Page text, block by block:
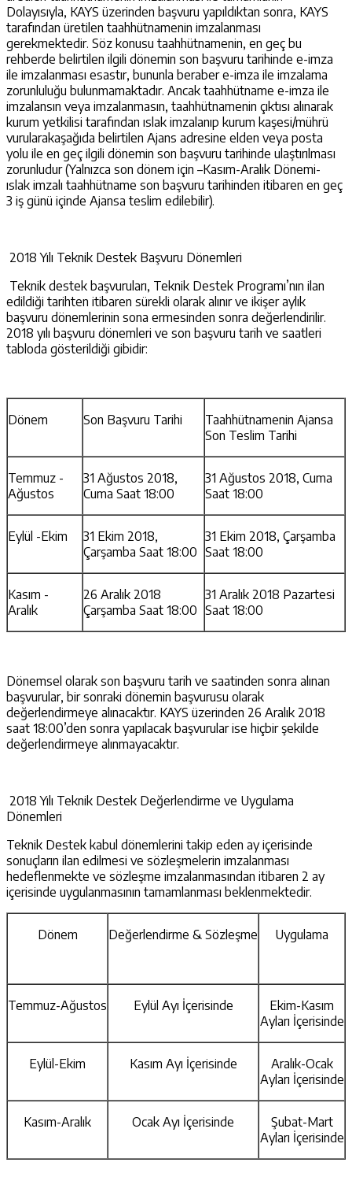
Dolayısıyla, KAYS üzerinden başvuru yapıldıktan sonra, KAYS
tarafından üretilen taahhütnamenin imzalanması
gerekmektedir. Söz konusu taahhütnamenin, en geç bu
rehberde belirtilen ilgili dönemin son başvuru tarihinde e-imza
ile imzalanması esastır, bununla beraber e-imza ile imzalama
zorunluluğu bulunmamaktadır. Ancak taahhütname e-imza ile
imzalansın veya imzalanmasın, taahhütnamenin çıktısı alınarak
kurum yetkilisi tarafından ıslak imzalanıp kurum kaşesi/mührü
vurularakaşağıda belirtilen Ajans adresine elden veya posta
yolu ile en geç ilgili dönemin son başvuru tarihinde ulaştırılması
zorunludur (Yalnızca son dönem için –Kasım-Aralık Dönemi-
ıslak imzalı taahhütname son başvuru tarihinden itibaren en geç
3 iş günü içinde Ajansa teslim edilebilir).
2018 Yılı Teknik Destek Başvuru Dönemleri
Teknik destek başvuruları, Teknik Destek Programı’nın ilan
edildiği tarihten itibaren sürekli olarak alınır ve ikişer aylık
başvuru dönemlerinin sona ermesinden sonra değerlendirilir.
2018 yılı başvuru dönemleri ve son başvuru tarih ve saatleri
tabloda gösterildiği gibidir:
Dönem Son Başvuru Tarihi
Taahhütnamenin Ajansa
Son Teslim Tarihi
Temmuz -
Ağustos
31 Ağustos 2018,
Cuma Saat 18:00
31 Ağustos 2018, Cuma
Saat 18:00
Eylül -Ekim
31 Ekim 2018,
Çarşamba Saat 18:00
31 Ekim 2018, Çarşamba
Saat 18:00
Kasım -
Aralık
26 Aralık 2018
Çarşamba Saat 18:00
31 Aralık 2018 Pazartesi
Saat 18:00
Dönemsel olarak son başvuru tarih ve saatinden sonra alınan
başvurular, bir sonraki dönemin başvurusu olarak
değerlendirmeye alınacaktır. KAYS üzerinden 26 Aralık 2018
saat 18:00’den sonra yapılacak başvurular ise hiçbir şekilde
değerlendirmeye alınmayacaktır.
2018 Yılı Teknik Destek Değerlendirme ve Uygulama
Dönemleri
Teknik Destek kabul dönemlerini takip eden ay içerisinde
sonuçların ilan edilmesi ve sözleşmelerin imzalanması
hedeflenmekte ve sözleşme imzalanmasından itibaren 2 ay
içerisinde uygulanmasının tamamlanması beklenmektedir.
Dönem Değerlendirme & Sözleşme Uygulama
Temmuz-Ağustos Eylül Ayı İçerisinde
Ekim-Kasım
Ayları İçerisinde
Eylül-Ekim Kasım Ayı İçerisinde
Aralık-Ocak
Ayları İçerisinde
Kasım-Aralık Ocak Ayı İçerisinde
Şubat-Mart
Ayları İçerisinde